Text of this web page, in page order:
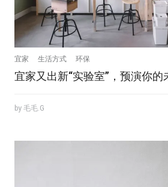
宜家 生活方式 环保
宜家又出新“实验室”，预演你的
by 毛毛.G